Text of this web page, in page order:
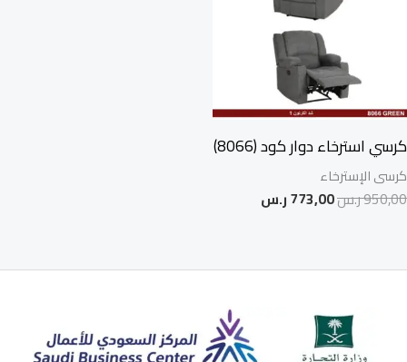
كرسي استرخاء دوار كود (8066)
كرسى الإسترخاء
950,00ر.س773,00ر.س